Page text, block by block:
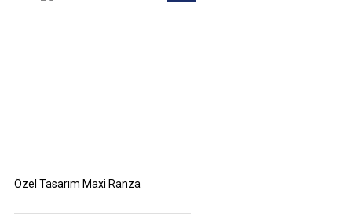
Özel Tasarım Maxi Ranza